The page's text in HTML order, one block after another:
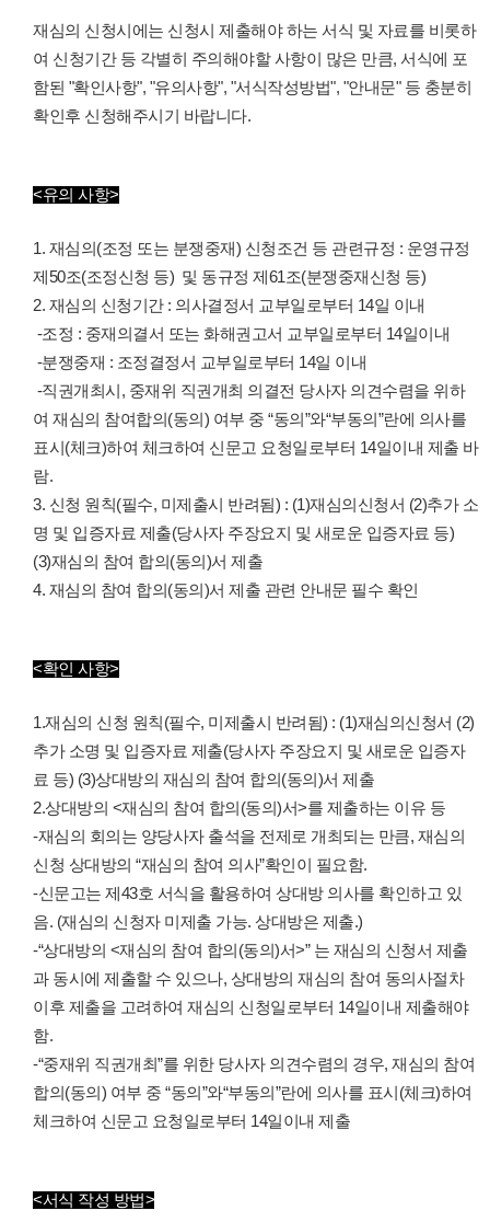
재심의 신청시에는 신청시 제출해야 하는 서식 및 자료를 비롯하
여 신청기간 등 각별히 주의해야할 사항이 많은 만큼, 서식에 포
함된 "확인사항", "유의사항", "서식작성방법", "안내문" 등 충분히
확인후 신청해주시기 바랍니다.
<유의 사항>
1. 재심의(조정 또는 분쟁중재) 신청조건 등 관련규정 : 운영규정
제50조(조정신청 등) 및 동규정 제61조(분쟁중재신청 등)
2. 재심의 신청기간 : 의사결정서 교부일로부터 14일 이내
-조정 : 중재의결서 또는 화해권고서 교부일로부터 14일이내
-분쟁중재 : 조정결정서 교부일로부터 14일 이내
-직권개최시, 중재위 직권개최 의결전 당사자 의견수렴을 위하
여 재심의 참여합의(동의) 여부 중 “동의”와“부동의”란에 의사를
표시(체크)하여 체크하여 신문고 요청일로부터 14일이내 제출 바
람.
3. 신청 원칙(필수, 미제출시 반려됨) : (1)재심의신청서 (2)추가 소
명 및 입증자료 제출(당사자 주장요지 및 새로운 입증자료 등)
(3)재심의 참여 합의(동의)서 제출
4. 재심의 참여 합의(동의)서 제출 관련 안내문 필수 확인
<확인 사항>
1.재심의 신청 원칙(필수, 미제출시 반려됨) : (1)재심의신청서 (2)
추가 소명 및 입증자료 제출(당사자 주장요지 및 새로운 입증자
료 등) (3)상대방의 재심의 참여 합의(동의)서 제출
2.상대방의 <재심의 참여 합의(동의)서>를 제출하는 이유 등
-재심의 회의는 양당사자 출석을 전제로 개최되는 만큼, 재심의
신청 상대방의 “재심의 참여 의사”확인이 필요함.
-신문고는 제43호 서식을 활용하여 상대방 의사를 확인하고 있
음. (재심의 신청자 미제출 가능. 상대방은 제출.)
-“상대방의 <재심의 참여 합의(동의)서>” 는 재심의 신청서 제출
과 동시에 제출할 수 있으나, 상대방의 재심의 참여 동의사절차
이후 제출을 고려하여 재심의 신청일로부터 14일이내 제출해야
함.
-“중재위 직권개최”를 위한 당사자 의견수렴의 경우, 재심의 참여
합의(동의) 여부 중 “동의”와“부동의”란에 의사를 표시(체크)하여
체크하여 신문고 요청일로부터 14일이내 제출
<서식 작성 방법>